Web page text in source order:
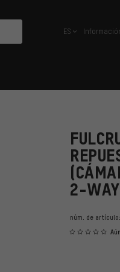
español
ES
2-
núm. de artículo: